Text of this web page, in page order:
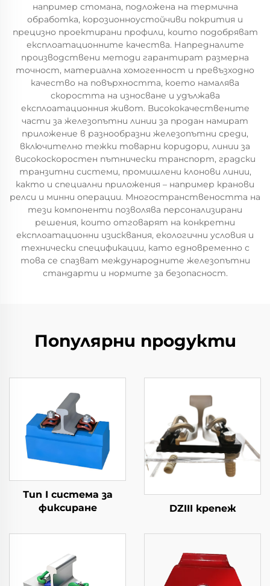
например стомана, подложена на термична
обработка, корозионноустойчиви покрития и
прецизно проектирани профили, които подобряват
експлоатационните качества. Напредналите
производствени методи гарантират размерна
точност, материална хомогенност и превъзходно
качество на повърхността, което намалява
скоростта на износване и удължава
експлоатационния живот. Висококачествените
части за железопътни линии за продан намират
приложение в разнообразни железопътни среди,
включително тежки товарни коридори, линии за
високоскоростен пътнически транспорт, градски
транзитни системи, промишлени клонови линии,
както и специални приложения – например кранови
релси и минни операции. Многостранствеността на
тези компоненти позволява персонализирани
решения, които отговарят на конкретни
експлоатационни изисквания, екологични условия и
технически спецификации, като едновременно с
това се спазват международните железопътни
стандарти и нормите за безопасност.
Популярни продукти
Тип I система за
фиксиране
DZIII крепеж